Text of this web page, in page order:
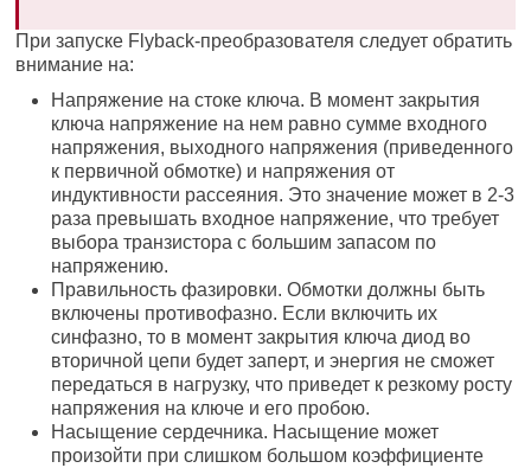
При запуске Flyback-преобразователя следует обратить
внимание на:
Напряжение на стоке ключа. В момент закрытия
ключа напряжение на нем равно сумме входного
напряжения, выходного напряжения (приведенного
к первичной обмотке) и напряжения от
индуктивности рассеяния. Это значение может в 2-3
раза превышать входное напряжение, что требует
выбора транзистора с большим запасом по
напряжению.
Правильность фазировки. Обмотки должны быть
включены противофазно. Если включить их
синфазно, то в момент закрытия ключа диод во
вторичной цепи будет заперт, и энергия не сможет
передаться в нагрузку, что приведет к резкому росту
напряжения на ключе и его пробою.
Насыщение сердечника. Насыщение может
произойти при слишком большом коэффициенте